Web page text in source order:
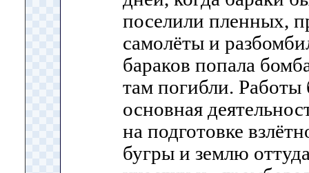
поселили пленных,
самолёты и
бараков попала
там погибли.
основная
на подготовке
бугры и землю